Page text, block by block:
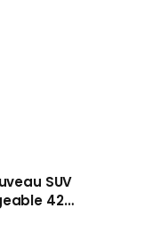
SUV
428
Q7 arrive